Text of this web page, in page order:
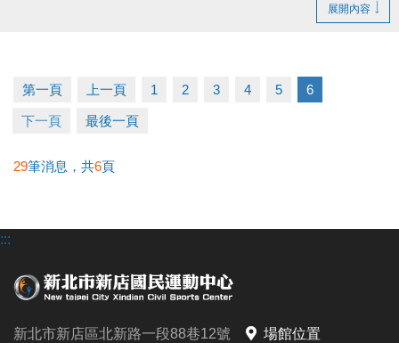
展開內容
第一頁 上一頁 1 2 3 4 5 6
下一頁 最後一頁
29筆消息，共6頁
:::
新北市新店區北新路一段88巷12號
場館位置